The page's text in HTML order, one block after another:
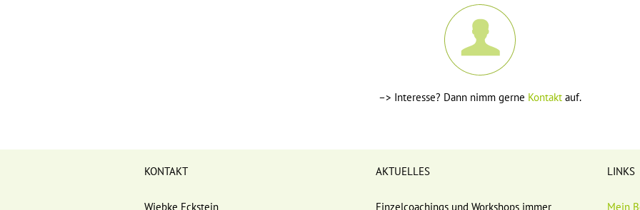
–> Interesse? Dann nimm gerne Kontakt auf.
KONTAKT
Wiebke Eckstein
AKTUELLES
Einzelcoachings und Workshops immer
LINKS
Mein